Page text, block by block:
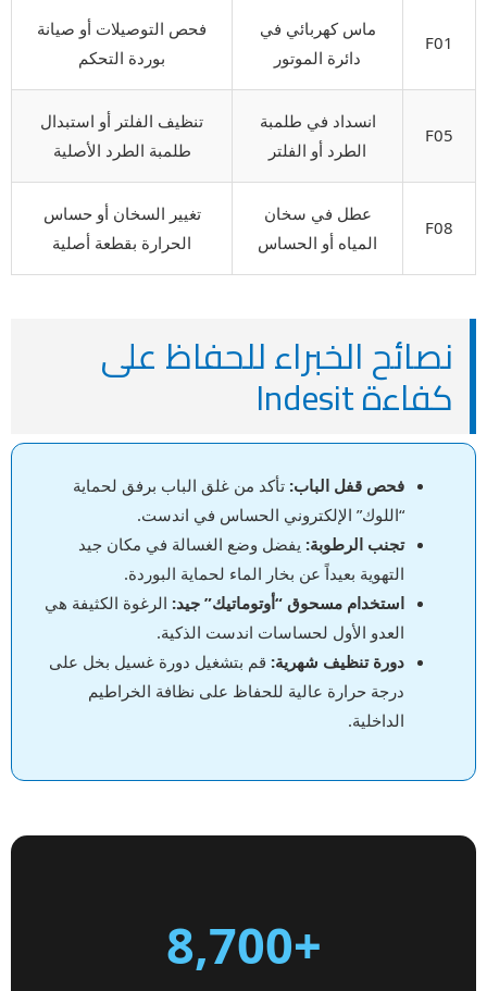
F01
ماس كهربائي في
دائرة الموتور
فحص التوصيلات أو صيانة
بوردة التحكم
F05
انسداد في طلمبة
الطرد أو الفلتر
تنظيف الفلتر أو استبدال
طلمبة الطرد الأصلية
F08
عطل في سخان
المياه أو الحساس
تغيير السخان أو حساس
الحرارة بقطعة أصلية
نصائح الخبراء للحفاظ على
كفاءة Indesit
فحص قفل الباب: تأكد من غلق الباب برفق لحماية
“اللوك” الإلكتروني الحساس في اندست.
تجنب الرطوبة: يفضل وضع الغسالة في مكان جيد
التهوية بعيداً عن بخار الماء لحماية البوردة.
استخدام مسحوق “أوتوماتيك” جيد: الرغوة الكثيفة هي
العدو الأول لحساسات اندست الذكية.
دورة تنظيف شهرية: قم بتشغيل دورة غسيل بخل على
درجة حرارة عالية للحفاظ على نظافة الخراطيم
الداخلية.
+8,700